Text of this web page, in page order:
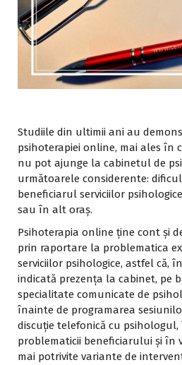
Studiile din ultimii ani au
psihoterapiei online, mai ales în
nu pot ajunge la cabinetul de
următoarele considerente:
beneficiarul serviciilor
sau în alt oraș.
Psihoterapia online ține cont și
prin raportare la problematica
serviciilor psihologice, astfel că,
indicată prezența la cabinet, pe
specialitate comunicate de
înainte de programarea
discuție telefonică cu
problematicii beneficiarului și în
mai potrivite variante de